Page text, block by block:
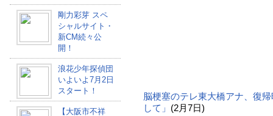
剛力彩芽 スペ
シャルサイト・
新CM続々公
開！
浪花少年探偵団
いよいよ7月2日
スタート！
【大阪市不祥
脳梗塞のテレ東大橋アナ、復
して」 (2月7日)